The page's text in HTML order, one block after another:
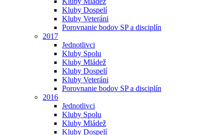
Kluby Dospelí
Kluby Veteráni
Porovnanie bodov SP a disciplín
2017
Jednotlivci
Kluby Spolu
Kluby Mládež
Kluby Dospelí
Kluby Veteráni
Porovnanie bodov SP a disciplín
2016
Jednotlivci
Kluby Spolu
Kluby Mládež
Kluby Dospelí